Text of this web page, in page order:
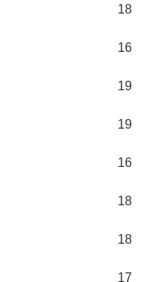
18
16
19
19
16
18
18
17